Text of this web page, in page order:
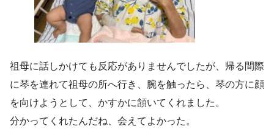
祖母に話しかけても反応がありませんでしたが、帰る間際
に琴を連れて祖母の所へ行き、腕を触ったら、琴の方に顔
を向けようとして、かすかに頷いてくれました。
分かってくれたんだね、会えてよかった。